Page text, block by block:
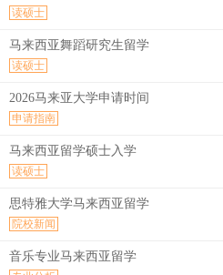
读硕士
马来西亚舞蹈研究生留学
读硕士
2026马来亚大学申请时间
申请指南
马来西亚留学硕士入学
读硕士
思特雅大学马来西亚留学
院校新闻
音乐专业马来西亚留学